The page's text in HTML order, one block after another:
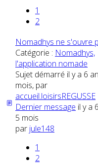
1
2
Nomadhys ne s'ouvre
Catégorie : Nomadhys,
l'application nomade
Sujet démarré il y a 6
mois, par
accueil.loisirsREGUSSE
Dernier message il y a
5 mois
par jule148
1
2